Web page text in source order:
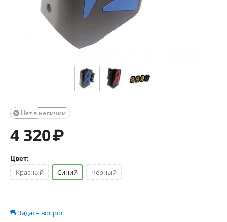
Нет в наличии

4 320₽
Цвет:
Красный
Синий Чёрный
Задать вопрос